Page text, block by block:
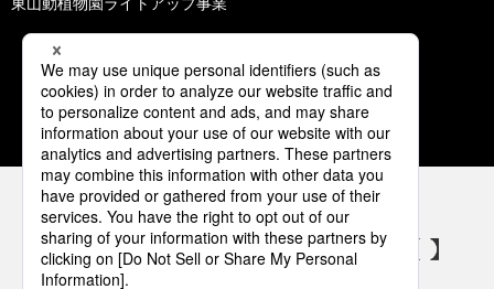
1 2 3 4 5
パナソニックの電気設備 SNSアカウント